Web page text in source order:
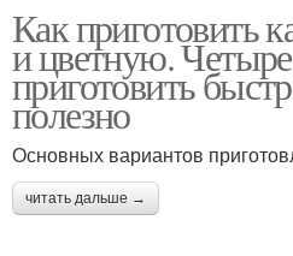
Как приготовить
и цветную.
приготовить
полезно
Основных вариантов
читать дальше →